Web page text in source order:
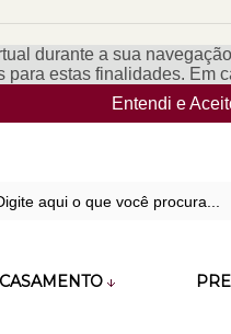
durante a sua
estas finalidades. Em
Entendi e
CASAMENTO